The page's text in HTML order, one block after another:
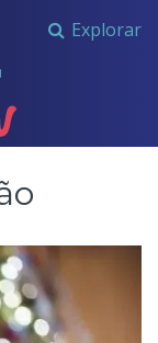
Explorar